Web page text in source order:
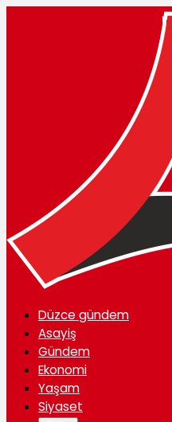
Düzce gündem
Asayiş
Gündem
Ekonomi
Yaşam
Siyaset